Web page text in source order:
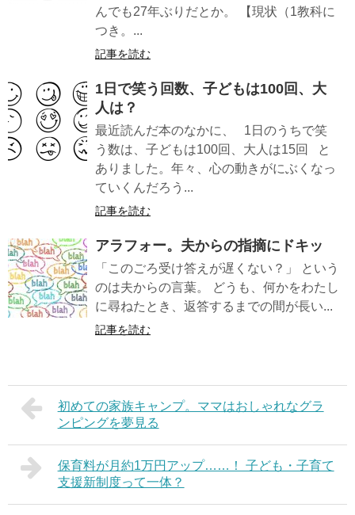
んでも27年ぶりだとか。 【現状（1教科に
つき。...
記事を読む
1日で笑う回数、子どもは100回、大
人は？
最近読んだ本のなかに、 1日のうちで笑
う数は、子どもは100回、大人は15回 と
ありました。年々、心の動きがにぶくなっ
ていくんだろう...
記事を読む
アラフォー。夫からの指摘にドキッ
「このごろ受け答えが遅くない？」 という
のは夫からの言葉。 どうも、何かをわたし
に尋ねたとき、返答するまでの間が長い...
記事を読む
初めての家族キャンプ。ママはおしゃれなグラ
ンピングを夢見る
保育料が月約1万円アップ……！ 子ども・子育て
支援新制度って一体？